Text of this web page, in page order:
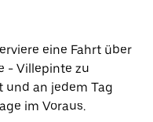
eine Fahrt über
- Villepinte zu
und an jedem Tag
im Voraus.